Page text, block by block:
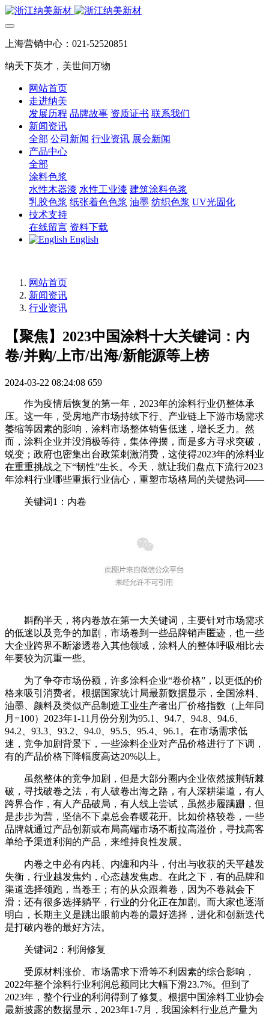
上海营销中心：021-52520851
纳天下英才，美世间万物
网站首页
走进纳美
发展历程 品牌故事 资质证书 联系我们
新闻资讯
全部 公司新闻 行业资讯 展会新闻
产品中心
全部
涂料色浆
水性木器漆 水性工业漆 建筑涂料色浆
乳胶色浆 纸张着色色浆 油墨 纺织色浆 UV光固化
技术支持
在线留言 资料下载
English
网站首页
新闻资讯
行业资讯
【聚焦】2023中国涂料十大关键词：内
卷/并购/上市/出海/新能源等上榜
2024-03-22 08:24:08 659
作为疫情后恢复的第一年，2023年的涂料行业仍整体承
压。这一年，受房地产市场持续下行、产业链上下游市场需求
萎缩等因素的影响，涂料市场整体销售低迷，增长乏力。然
而，涂料企业并没消极等待，集体停摆，而是多方寻求突破，
蜕变；政府也密集出台政策刺激消费，这使得2023年的涂料业
在重重挑战之下“韧性”生长。今天，就让我们盘点下流行2023
年涂料行业哪些重振行业信心，重塑市场格局的关键热词——
关键词1：内卷
斟酌半天，将内卷放在第一大关键词，主要针对市场需求
的低迷以及竞争的加剧，市场卷到一些品牌销声匿迹，也一些
大企业跨界不断渗透卷入其他领域，涂料人的整体呼吸相比去
年要较为沉重一些。
为了争夺市场份额，许多涂料企业“卷价格”，以更低的价
格来吸引消费者。根据国家统计局最新数据显示，全国涂料、
油墨、颜料及类似产品制造工业生产者出厂价格指数（上年同
月=100）2023年1-11月份分别为95.1、94.7、94.8、94.6、
94.2、93.3、93.2、94.0、95.5、95.4、96.1。在市场需求低
迷，竞争加剧背景下，一些涂料企业对产品价格进行了下调，
有的产品价格下降幅度高达20%以上。
虽然整体的竞争加剧，但是大部分圈内企业依然披荆斩棘
破，寻找破卷之法，有人破卷出海之路，有人深耕渠道，有人
跨界合作，有人产品破局，有人线上尝试，虽然步履蹒跚，但
是步步为营，坚信不下桌总会春暖花开。比如价格较卷，一些
品牌就通过产品创新或布局高端市场不断拉高溢价，寻找高客
单给予渠道利润的产品，来维持良性发展。
内卷之中必有内耗、内缠和内斗，付出与收获的天平越发
失衡，行业越发焦灼，心态越发焦虑。在此之下，有的品牌和
渠道选择领跑，当卷王；有的从众跟着卷，因为不卷就会下
滑；还有很多选择躺平，行业的分化正在加剧。而大家也逐渐
明白，长期主义是跳出眼前内卷的最好选择，进化和创新迭代
是打破内卷的最好方法。
关键词2：利润修复
受原材料涨价、市场需求下滑等不利因素的综合影响，
2022年整个涂料行业利润总额同比大幅下滑23.7%。但到了
2023年，整个行业的利润得到了修复。根据中国涂料工业协会
最新披露的数据显示，2023年1-7月，我国涂料行业总产量为